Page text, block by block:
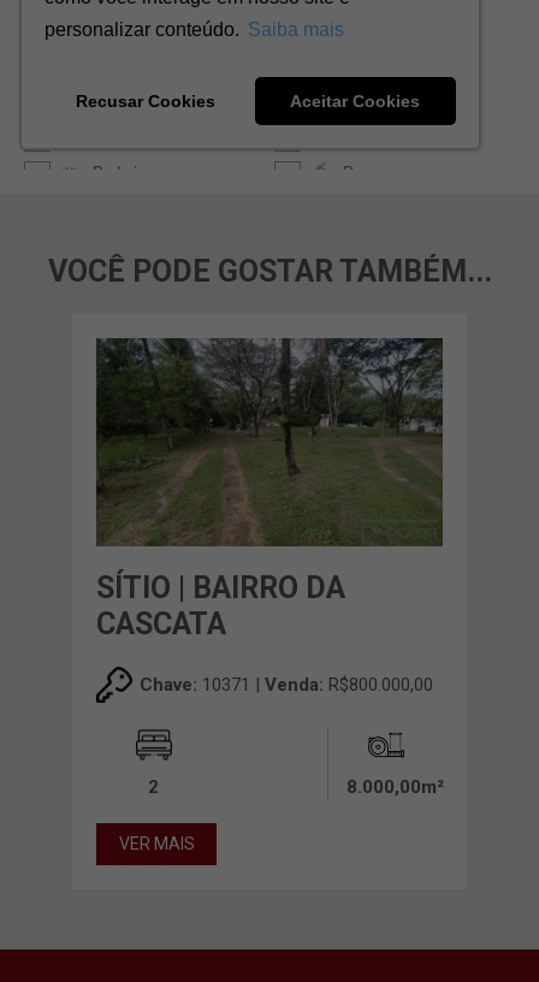
VOCÊ PODE GOSTAR TAMBÉM...
SÍTIO | BAIRRO DA
CASCATA
Chave: 10371 | Venda: R$800.000,00
2 8.000,00m²
VER MAIS